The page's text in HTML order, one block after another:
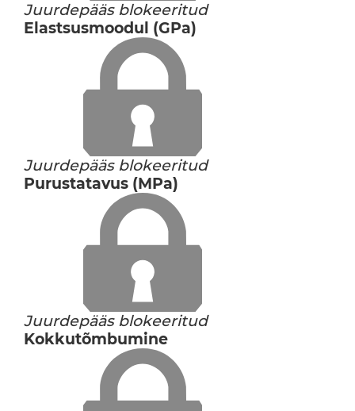
Juurdepääs blokeeritud
Elastsusmoodul (GPa)
Juurdepääs blokeeritud
Purustatavus (MPa)
Juurdepääs blokeeritud
Kokkutõmbumine